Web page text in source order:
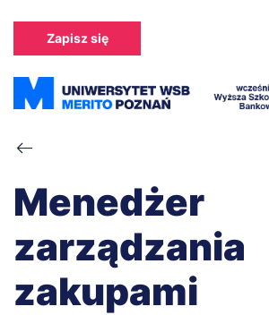
treści
Zapisz się
Ścieżka
nawigacyjna
Menedżer
zarządzania
zakupami